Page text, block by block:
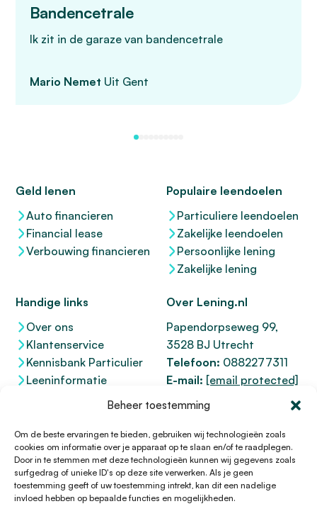
Beheer toestemming
Om de beste ervaringen te bieden, gebruiken wij technologieën zoals
cookies om informatie over je apparaat op te slaan en/of te raadplegen.
Door in te stemmen met deze technologieën kunnen wij gegevens zoals
surfgedrag of unieke ID's op deze site verwerken. Als je geen
toestemming geeft of uw toestemming intrekt, kan dit een nadelige
invloed hebben op bepaalde functies en mogelijkheden.
Bandencetrale
Ik zit in de garaze van bandencetrale
Mario Nemet Uit Gent
Geld lenen
Auto financieren
Financial lease
Verbouwing financieren
Populaire leendoelen
Particuliere leendoelen
Zakelijke leendoelen
Persoonlijke lening
Zakelijke lening
Handige links
Over ons
Klantenservice
Kennisbank Particulier
Leeninformatie
Over Lening.nl
Papendorpseweg 99,
3528 BJ Utrecht
Telefoon: 0882277311
E-mail: [email protected]
KvK 76100200
12047091
Kifid 300.017942
© 1996 - 2026 Lening.nl